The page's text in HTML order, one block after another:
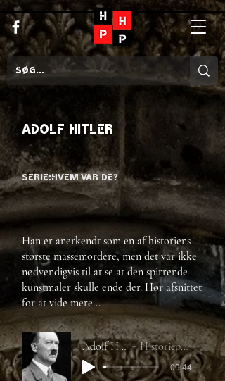
Adolf Hitler
Serie:Hvem var de?
Han er anerkendt som en af historiens
største massemordere, men det var ikke
nødvendigvis til at se at den spirrende
kunstmaler skulle ende der. Hør afsnittet
for at vide mere...
Adolf Hitler Historieporten
-09:44